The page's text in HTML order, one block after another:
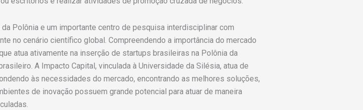
Polônia e um importante centro de pesquisa interdisciplinar com
no cenário científico global. Compreendendo a importância do mercado
atua ativamente na inserção de startups brasileiras na Polônia da
A Impacto Capital, vinculada à Universidade da Silésia, atua de
às necessidades do mercado, encontrando as melhores soluções,
de inovação possuem grande potencial para atuar de maneira